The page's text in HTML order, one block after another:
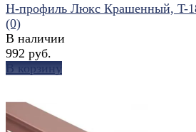
Н-профиль Люкс Крашенный, T-
(0)
В наличии
992 руб.
В корзину